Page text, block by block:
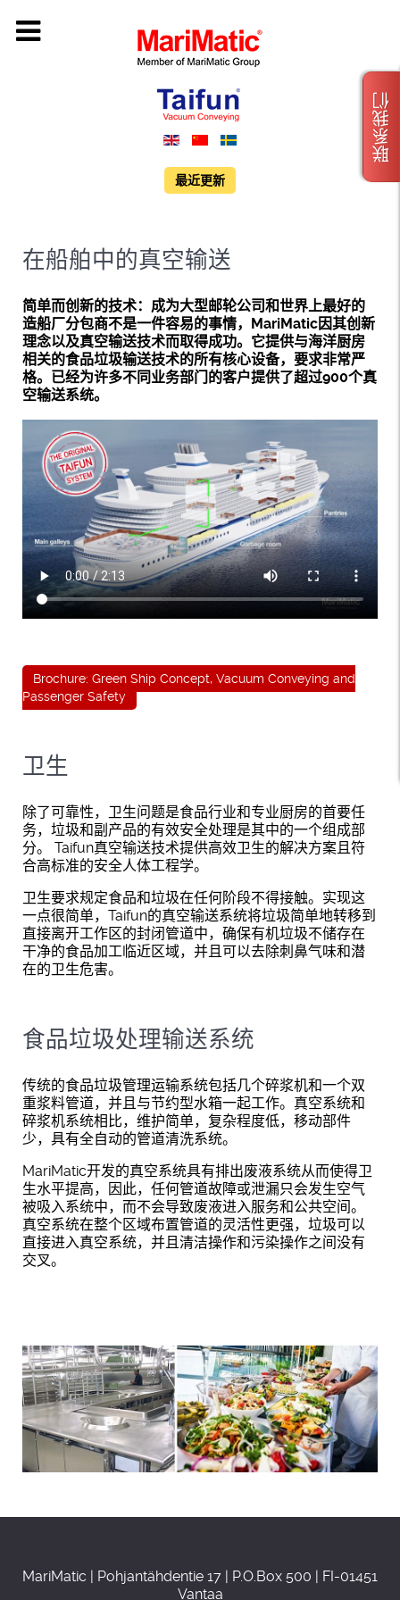
最近更新
在船舶中的真空输送
简单而创新的技术：成为大型邮轮公司和世界上最好的
造船厂分包商不是一件容易的事情，MariMatic因其创新
理念以及真空输送技术而取得成功。它提供与海洋厨房
相关的食品垃圾输送技术的所有核心设备，要求非常严
格。已经为许多不同业务部门的客户提供了超过900个真
空输送系统。
Brochure: Green Ship Concept, Vacuum Conveying and
Passenger Safety
卫生
除了可靠性，卫生问题是食品行业和专业厨房的首要任
务，垃圾和副产品的有效安全处理是其中的一个组成部
分。 Taifun真空输送技术提供高效卫生的解决方案且符
合高标准的安全人体工程学。
卫生要求规定食品和垃圾在任何阶段不得接触。实现这
一点很简单，Taifun的真空输送系统将垃圾简单地转移到
直接离开工作区的封闭管道中，确保有机垃圾不储存在
干净的食品加工临近区域，并且可以去除刺鼻气味和潜
在的卫生危害。
食品垃圾处理输送系统
传统的食品垃圾管理运输系统包括几个碎浆机和一个双
重浆料管道，并且与节约型水箱一起工作。真空系统和
碎浆机系统相比，维护简单，复杂程度低，移动部件
少，具有全自动的管道清洗系统。
MariMatic开发的真空系统具有排出废液系统从而使得卫
生水平提高，因此，任何管道故障或泄漏只会发生空气
被吸入系统中，而不会导致废液进入服务和公共空间。
真空系统在整个区域布置管道的灵活性更强，垃圾可以
直接进入真空系统，并且清洁操作和污染操作之间没有
交叉。
MariMatic | Pohjantähdentie 17 | P.O.Box 500 | FI-01451
Vantaa
联系我们